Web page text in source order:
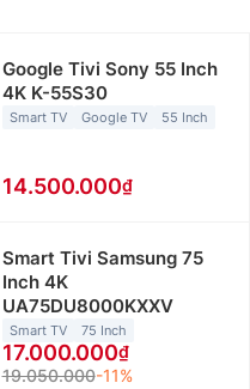
Google Tivi Sony 55 Inch
4K K-55S30
Smart TV Google TV 55 Inch
14.500.000
Smart Tivi Samsung 75
Inch 4K
UA75DU8000KXXV
Smart TV 75 Inch
17.000.000
19.050.000-11%